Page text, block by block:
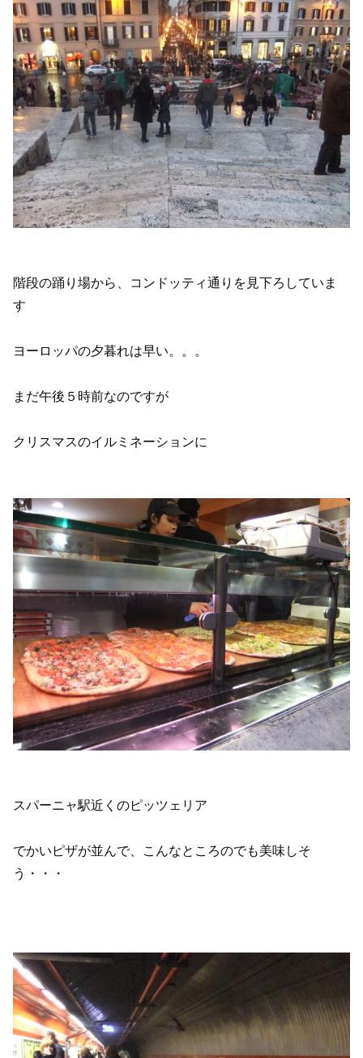
階段の踊り場から、コンドッティ通りを見下ろしていま
す
ヨーロッパの夕暮れは早い。。。
まだ午後５時前なのですが
クリスマスのイルミネーションに
スパーニャ駅近くのピッツェリア
でかいピザが並んで、こんなところのでも美味しそ
う・・・